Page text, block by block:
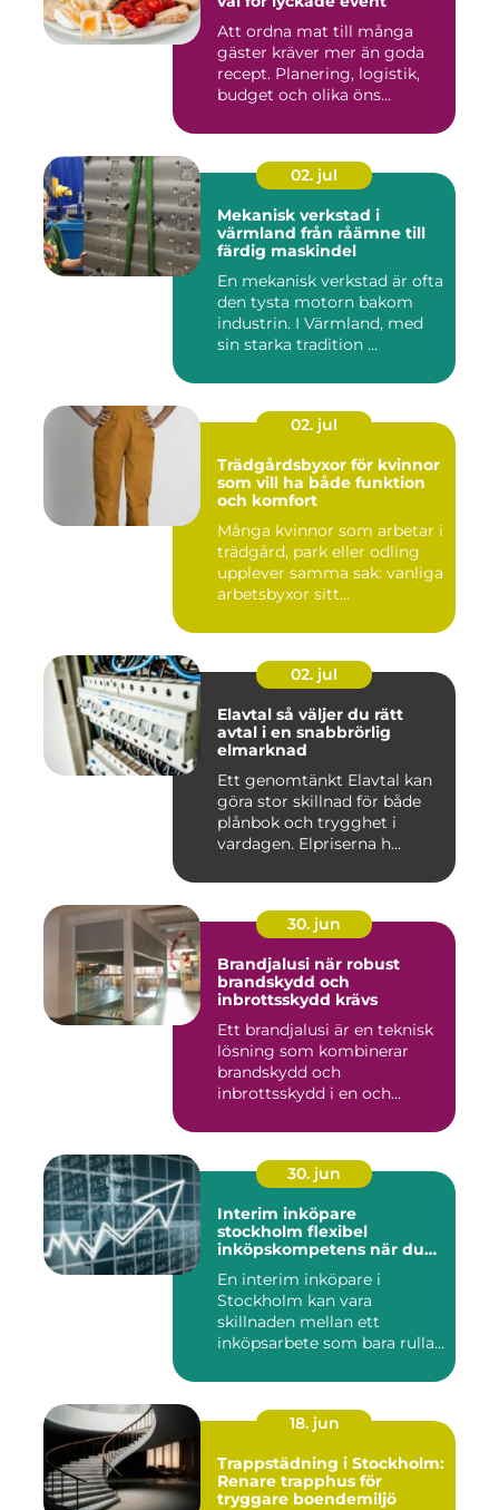
Att ordna mat till många
gäster kräver mer än goda
recept. Planering, logistik,
budget och olika öns...
02. jul
Mekanisk verkstad i
värmland från råämne till
färdig maskindel
En mekanisk verkstad är ofta
den tysta motorn bakom
industrin. I Värmland, med
sin starka tradition ...
02. jul
Trädgårdsbyxor för kvinnor
som vill ha både funktion
och komfort
Många kvinnor som arbetar i
trädgård, park eller odling
upplever samma sak: vanliga
arbetsbyxor sitt...
02. jul
Elavtal så väljer du rätt
avtal i en snabbrörlig
elmarknad
Ett genomtänkt Elavtal kan
göra stor skillnad för både
plånbok och trygghet i
vardagen. Elpriserna h...
30. jun
Brandjalusi när robust
brandskydd och
inbrottsskydd krävs
Ett brandjalusi är en teknisk
lösning som kombinerar
brandskydd och
inbrottsskydd i en och
30. jun
Interim inköpare
stockholm flexibel
inköpskompetens när du
En interim inköpare i
Stockholm kan vara
skillnaden mellan ett
inköpsarbete som bara rullar
18. jun
Trappstädning i Stockholm:
Renare trapphus för
tryggare boendemiljö